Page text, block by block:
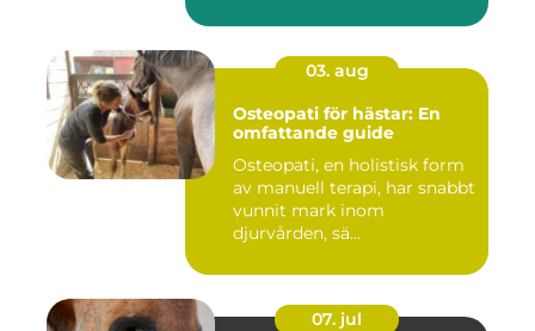
03. aug
Osteopati för hästar: En
omfattande guide
Osteopati, en holistisk form
av manuell terapi, har snabbt
vunnit mark inom
djurvården, sä...
07. jul